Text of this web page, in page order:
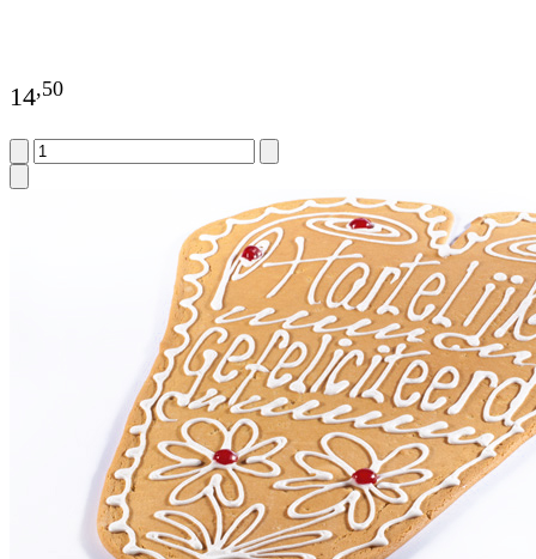
14,50